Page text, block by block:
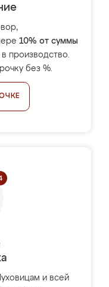
10% от суммы
производство.
без %.
и всей